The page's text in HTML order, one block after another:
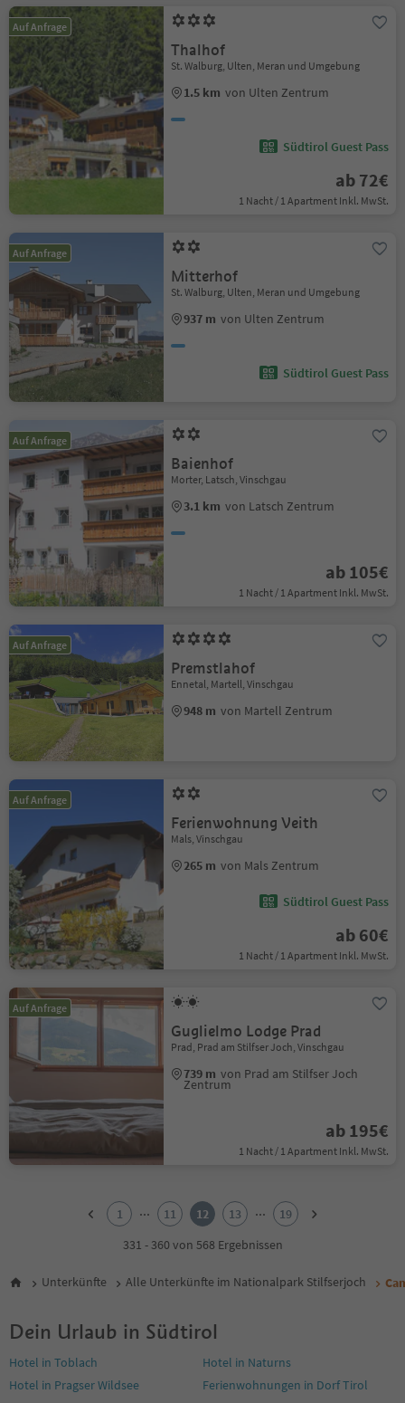
Auf Anfrage
Thalhof
St. Walburg, Ulten, Meran und Umgebung
1.5 km von Ulten Zentrum
Südtirol Guest Pass
ab 72€
1 Nacht / 1 Apartment Inkl. MwSt.
Auf Anfrage
Mitterhof
St. Walburg, Ulten, Meran und Umgebung
937 m von Ulten Zentrum
Südtirol Guest Pass
Auf Anfrage
Baienhof
Morter, Latsch, Vinschgau
3.1 km von Latsch Zentrum
ab 105€
1 Nacht / 1 Apartment Inkl. MwSt.
Auf Anfrage
Premstlahof
Ennetal, Martell, Vinschgau
948 m von Martell Zentrum
Auf Anfrage
Ferienwohnung Veith
Mals, Vinschgau
265 m von Mals Zentrum
Südtirol Guest Pass
ab 60€
1 Nacht / 1 Apartment Inkl. MwSt.
Auf Anfrage
Guglielmo Lodge Prad
Prad, Prad am Stilfser Joch, Vinschgau
739 m von Prad am Stilfser Joch
Zentrum
ab 195€
1 Nacht / 1 Apartment Inkl. MwSt.
6
9
11
12
1 ... 11 12 13 ...
19
331 - 360 von 568 Ergebnissen
Unterkünfte Alle Unterkünfte im Nationalpark Stilfserjoch
Dein Urlaub in Südtirol
Hotel in Toblach
Hotel in Naturns
Hotel in Pragser Wildsee
Ferienwohnungen in Dorf Tirol